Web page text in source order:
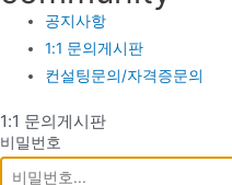
공지사항
1:1 문의게시판
컨설팅문의/자격증문의
1:1 문의게시판
비밀번호